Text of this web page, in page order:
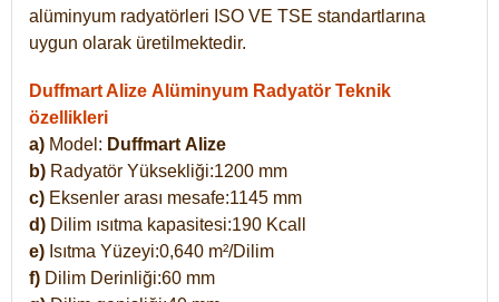
alüminyum radyatörleri ISO VE TSE standartlarına
uygun olarak üretilmektedir.
Duffmart Alize Alüminyum Radyatör Teknik
özellikleri
a) Model: Duffmart Alize
b) Radyatör Yüksekliği:1200 mm
c) Eksenler arası mesafe:1145 mm
d) Dilim ısıtma kapasitesi:190 Kcall
e) Isıtma Yüzeyi:0,640 m²/Dilim
f) Dilim Derinliği:60 mm